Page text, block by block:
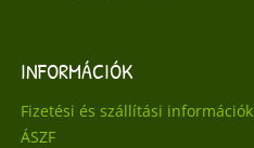
INFORMÁCIÓK
Fizetési és szállítási információk
ÁSZF